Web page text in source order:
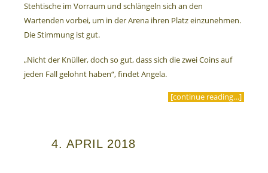
Stehtische im Vorraum und schlängeln sich an den
Wartenden vorbei, um in der Arena ihren Platz einzunehmen.
Die Stimmung ist gut.
„Nicht der Knüller, doch so gut, dass sich die zwei Coins auf
jeden Fall gelohnt haben“, findet Angela.
[continue reading…]
4. APRIL 2018